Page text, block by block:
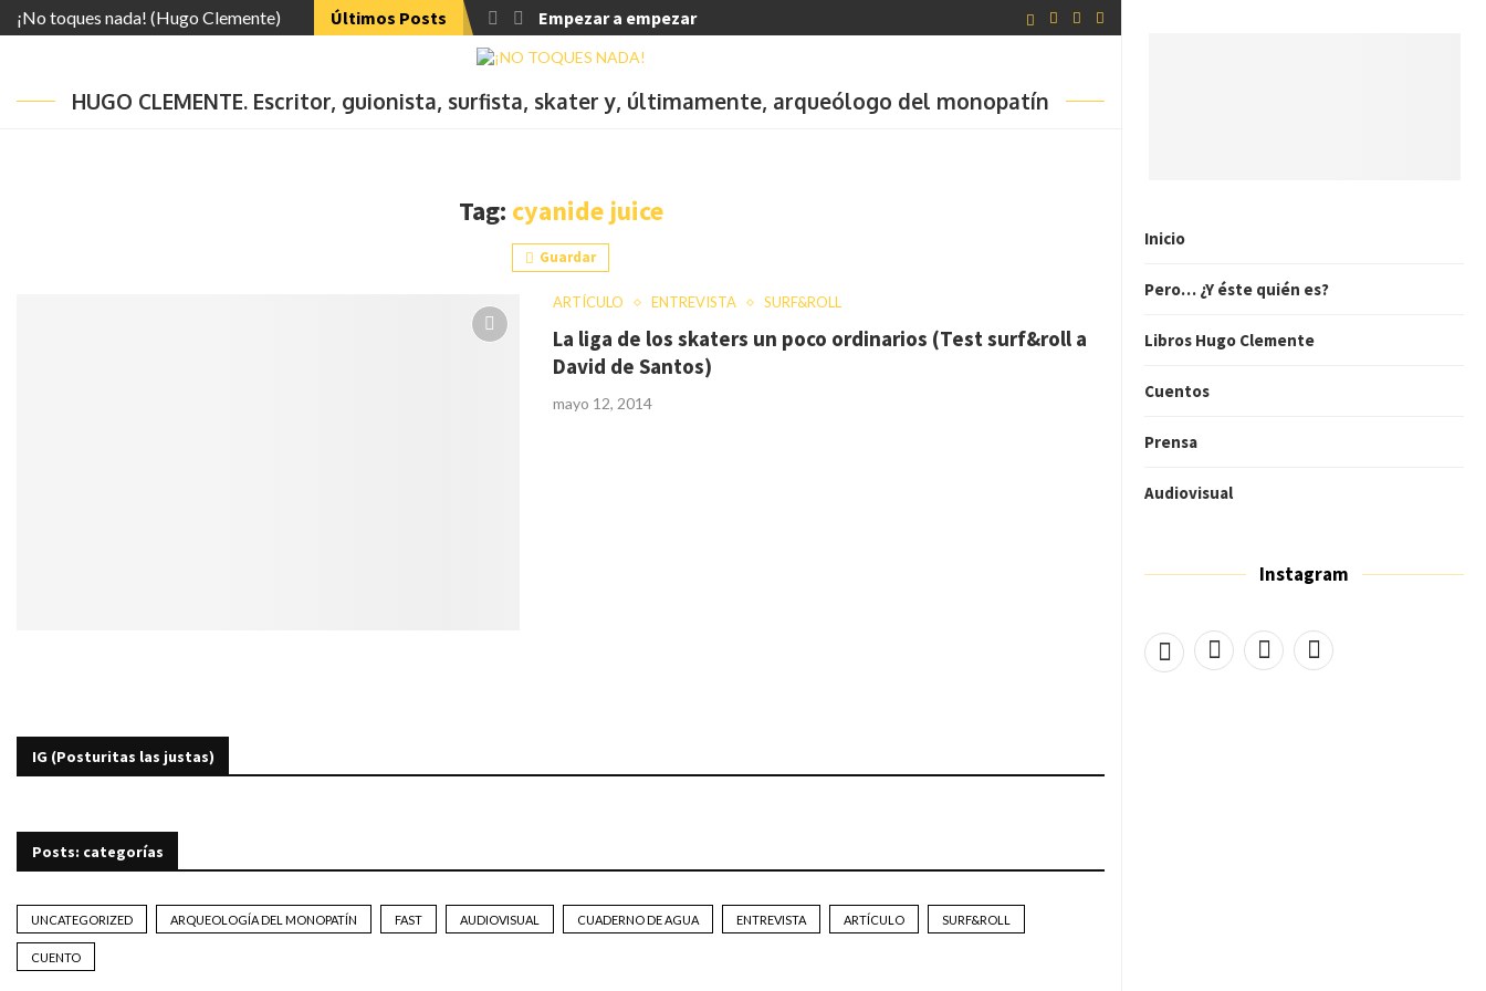
Inicio
Pero… ¿Y éste quién es?
Libros Hugo Clemente
Cuentos
Prensa
Audiovisual
Instagram
¡No toques nada! (Hugo Clemente) Últimos Posts Empezar a empezar
HUGO CLEMENTE. Escritor, guionista, surfista, skater y, últimamente, arqueólogo del monopatín
Tag: cyanide juice
Guardar
ARTÍCULO ENTREVISTA SURF&ROLL
La liga de los skaters un poco ordinarios (Test surf&roll a
David de Santos)
mayo 12, 2014
IG (Posturitas las justas)
Posts: categorías
UNCATEGORIZED ARQUEOLOGÍA DEL MONOPATÍN FAST AUDIOVISUAL CUADERNO DE AGUA ENTREVISTA ARTÍCULO SURF&ROLL
CUENTO